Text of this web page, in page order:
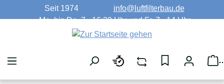
Zum Hauptinhalt springen
Seit 1974
info@luftfilterbau.de
Mo. bis Do. 7 - 16:30 Uhr und Fr. 7 - 14 Uhr